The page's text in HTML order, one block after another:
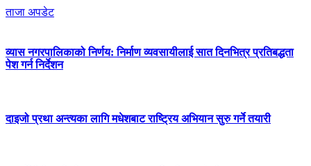
ताजा अपडेट
व्यास नगरपालिकाको निर्णय: निर्माण व्यवसायीलाई सात दिनभित्र प्रतिबद्धता
पेश गर्न निर्देशन
दाइजो प्रथा अन्त्यका लागि मधेशबाट राष्ट्रिय अभियान सुरु गर्ने तयारी